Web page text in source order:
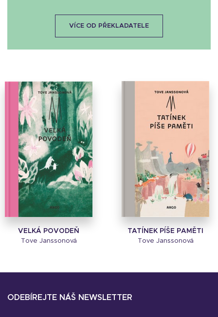
VELKÁ POVODEŇ
Tove Janssonová
TATÍNEK PÍŠE PAMĚTI
Tove Janssonová
VÍCE OD PŘEKLADATELE
ODEBÍREJTE NÁŠ NEWSLETTER